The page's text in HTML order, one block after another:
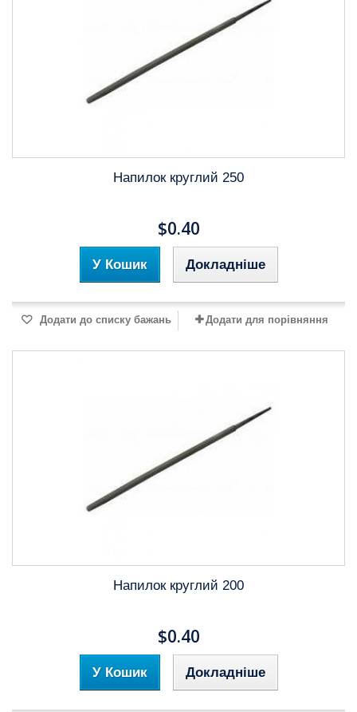
Напилок круглий 250
$0.40
У Кошик Докладніше
Додати до списку бажань Додати для порівняння
Напилок круглий 200
$0.40
У Кошик Докладніше